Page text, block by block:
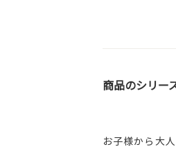
商品のシリー
お子様から大